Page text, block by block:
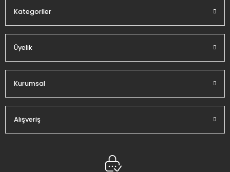
Kategoriler
Üyelik
Kurumsal
Alışveriş